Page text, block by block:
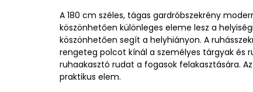
A 180 cm széles, tágas gardróbszekrény
köszönhetően különleges eleme lesz a
köszönhetően segít a helyhiányon. A
rengeteg polcot kínál a személyes tárgyak és
ruhaakasztó rudat a fogasok felakasztására.
praktikus elem.